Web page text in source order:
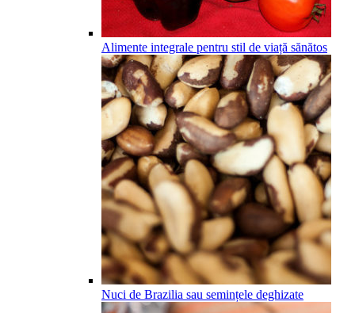
Alimente integrale pentru stil de viață sănătos
Nuci de Brazilia sau semințele deghizate